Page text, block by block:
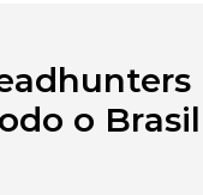
o Brasil